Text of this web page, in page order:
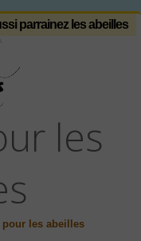
parrainez les abeilles
les
les abeilles